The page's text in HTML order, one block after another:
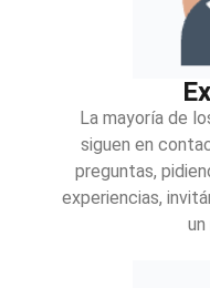
La mayoría de
siguen en
preguntas,
experiencias,
un